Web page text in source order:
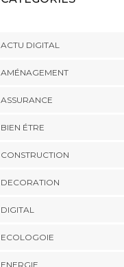
ACTU DIGITAL
AMÉNAGEMENT
ASSURANCE
BIEN ÉTRE
CONSTRUCTION
DECORATION
DIGITAL
ECOLOGOIE
ENERGIE